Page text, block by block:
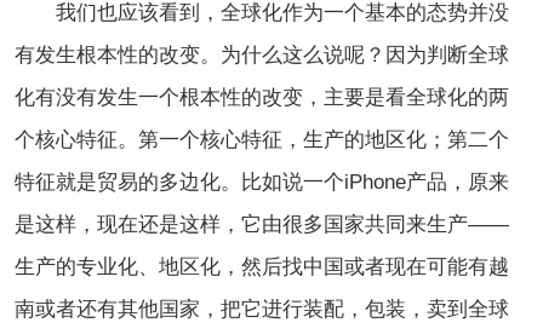
我们也应该看到，全球化作为一个基本的态势并没
有发生根本性的改变。为什么这么说呢？因为判断全球
化有没有发生一个根本性的改变，主要是看全球化的两
个核心特征。第一个核心特征，生产的地区化；第二个
特征就是贸易的多边化。比如说一个iPhone产品，原来
是这样，现在还是这样，它由很多国家共同来生产——
生产的专业化、地区化，然后找中国或者现在可能有越
南或者还有其他国家，把它进行装配，包装，卖到全球